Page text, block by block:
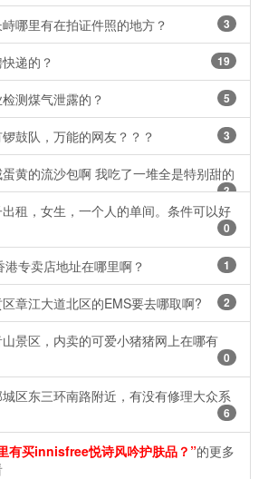
哪里有在拍证件照的地方？ 3
递的？ 19
测煤气泄露的？ 5
鼓队，万能的网友？？？ 3
黄的流沙包啊 我吃了一堆全是特别甜的
3
租，女生，一个人的单间。条件可以好
0
港专卖店地址在哪里啊？ 1
章江大道北区的EMS要去哪取啊? 2
景区，内卖的可爱小猪猪网上在哪有
0
区东三环南路附近，有没有修理大众系
6
有买innisfree悦诗风吟护肤品？”的更多